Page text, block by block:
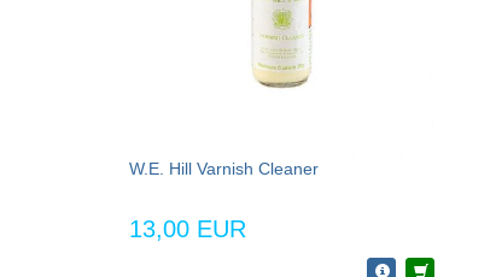
W.E. Hill Varnish Cleaner
13,00 EUR